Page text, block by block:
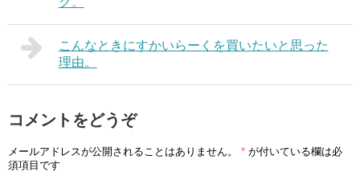
こんなときにすかいらーくを買いたいと思った
理由。
コメントをどうぞ
メールアドレスが公開されることはありません。 * が付いている欄は必
須項目です